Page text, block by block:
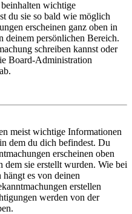
wichtige
du sie so bald wie möglich
erscheinen ganz oben in
deinem persönlichen Bereich.
schreiben kannst oder
Board-Administration
meist wichtige Informationen
dem du dich befindest. Du
erscheinen oben
dem sie erstellt wurden. Wie bei
es von deinen
erstellen
werden von der